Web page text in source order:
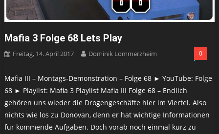
Mafia 3 Folge 68 Lets Play
Freitag, 14. April 2017 Dominik Lommerzheim 0
Mafia III – Montags-Demonstration – Folge 68 ► YouTube: Folge
68 ► Playlist: Mafia 3 Playlist Mafia III Folge 68 – Endlich
gehören uns wieder die Drogengeschäfte hier im Viertel. Also
nichts wie los zu Donovan, denn er hat wichtige Informationen
für kommende Aufgaben. Doch vorab noch einmal kurz zu